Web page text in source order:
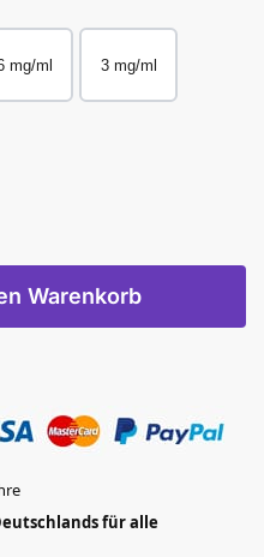
mg/ml 3 mg/ml
Warenkorb
für alle